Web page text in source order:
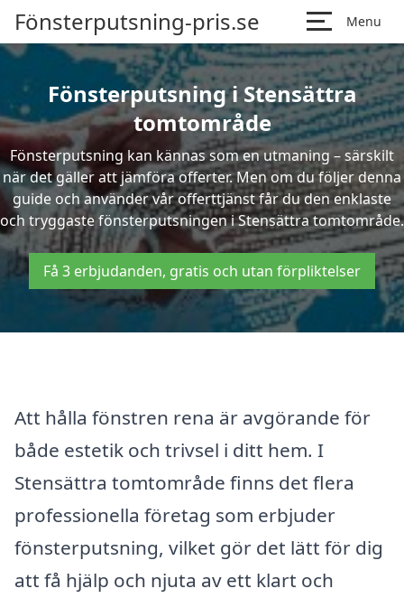
Fönsterputsning-pris.se Menu
Fönsterputsning i Stensättra
tomtområde
Fönsterputsning kan kännas som en utmaning – särskilt
när det gäller att jämföra offerter. Men om du följer denna
guide och använder vår offerttjänst får du den enklaste
och tryggaste fönsterputsningen i Stensättra tomtområde.
Få 3 erbjudanden, gratis och utan förpliktelser
Att hålla fönstren rena är avgörande för
både estetik och trivsel i ditt hem. I
Stensättra tomtområde finns det flera
professionella företag som erbjuder
fönsterputsning, vilket gör det lätt för dig
att få hjälp och njuta av ett klart och